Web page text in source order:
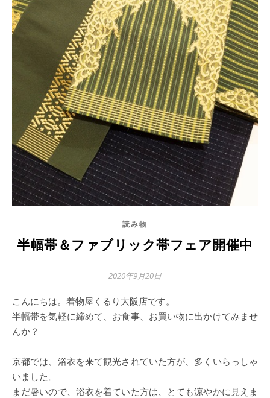
読み物
半幅帯＆ファブリック帯フェア開催中
2020年9月20日
こんにちは。着物屋くるり大阪店です。
半幅帯を気軽に締めて、お食事、お買い物に出かけてみませ
んか？
京都では、浴衣を来て観光されていた方が、多くいらっしゃ
いました。
まだ暑いので、浴衣を着ていた方は、とても涼やかに見えま